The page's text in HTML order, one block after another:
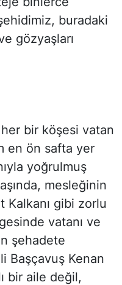
buradaki
gözyaşları
bir köşesi vatan
en ön safta yer
yoğrulmuş
mesleğinin
Kalkanı gibi zorlu
vatanı ve
şehadete
Başçavuş Kenan
bir aile değil,